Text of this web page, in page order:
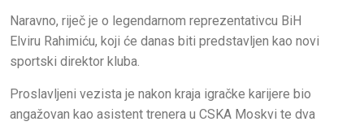
Naravno, riječ je o legendarnom reprezentativcu BiH
Elviru Rahimiću, koji će danas biti predstavljen kao novi
sportski direktor kluba.
Proslavljeni vezista je nakon kraja igračke karijere bio
angažovan kao asistent trenera u CSKA Moskvi te dva